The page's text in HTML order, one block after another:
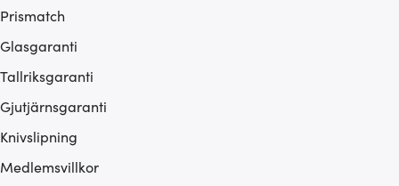
Prismatch
Glasgaranti
Tallriksgaranti
Gjutjärnsgaranti
Knivslipning
Medlemsvillkor